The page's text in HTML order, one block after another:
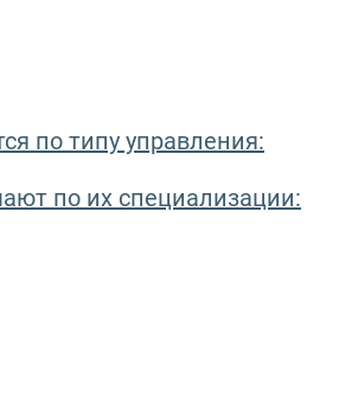
по типу управления:
по их специализации: